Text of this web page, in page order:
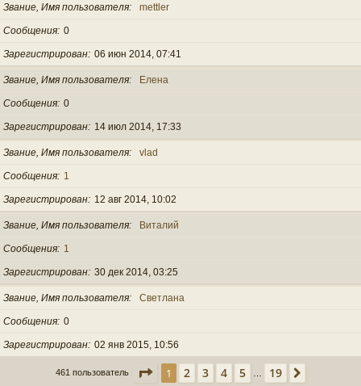
Звание, Имя пользователя mettler
Сообщения 0
Зарегистрирован 06 июн 2014, 07:41
Звание, Имя пользователя Елена
Сообщения 0
Зарегистрирован 14 июл 2014, 17:33
Звание, Имя пользователя vlad
Сообщения 1
Зарегистрирован 12 авг 2014, 10:02
Звание, Имя пользователя Виталий
Сообщения 1
Зарегистрирован 30 дек 2014, 03:25
Звание, Имя пользователя Светлана
Сообщения 0
Зарегистрирован 02 янв 2015, 10:56
461 пользователь Страница из 19
1 2 3 4 5 19